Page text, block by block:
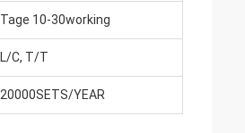
Tage 10-30working
L/C, T/T
20000SETS/YEAR